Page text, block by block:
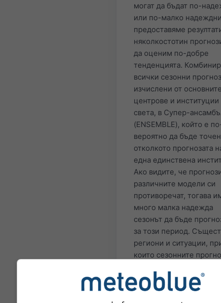
могат да бъдат по-
или по-малко
предоставяме
няколкостотин
да оценим по-добре
тенденцията.
всички сезонни
изчислени от
центрове и институции
света, в Супер-
(ENSEMBLE), който е
вероятно да бъде
отколкото прогнозата
една единствена
Ако видите, че
различните модели си
противоречат, тогава
много малка надежда
сезонът да бъде
за този период.
региони и ситуации,
които сезонните
Най-известните
ситуациите Ел Ниньо и